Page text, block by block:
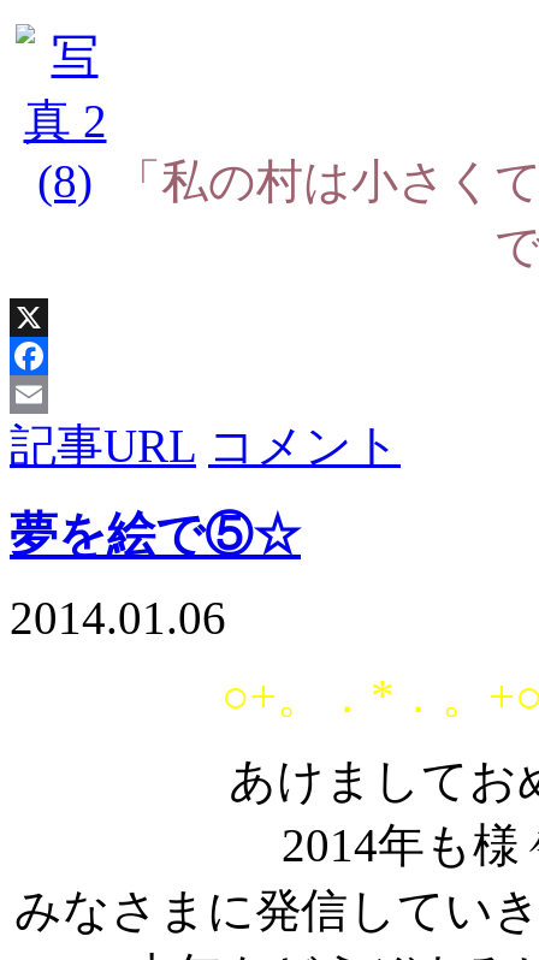
「私の村は小さく
X
Facebook
Email
記事URL コメント
夢を絵で⑤☆
2014.01.06
○+。．*．。
あけましてお
2014年も
みなさまに発信してい